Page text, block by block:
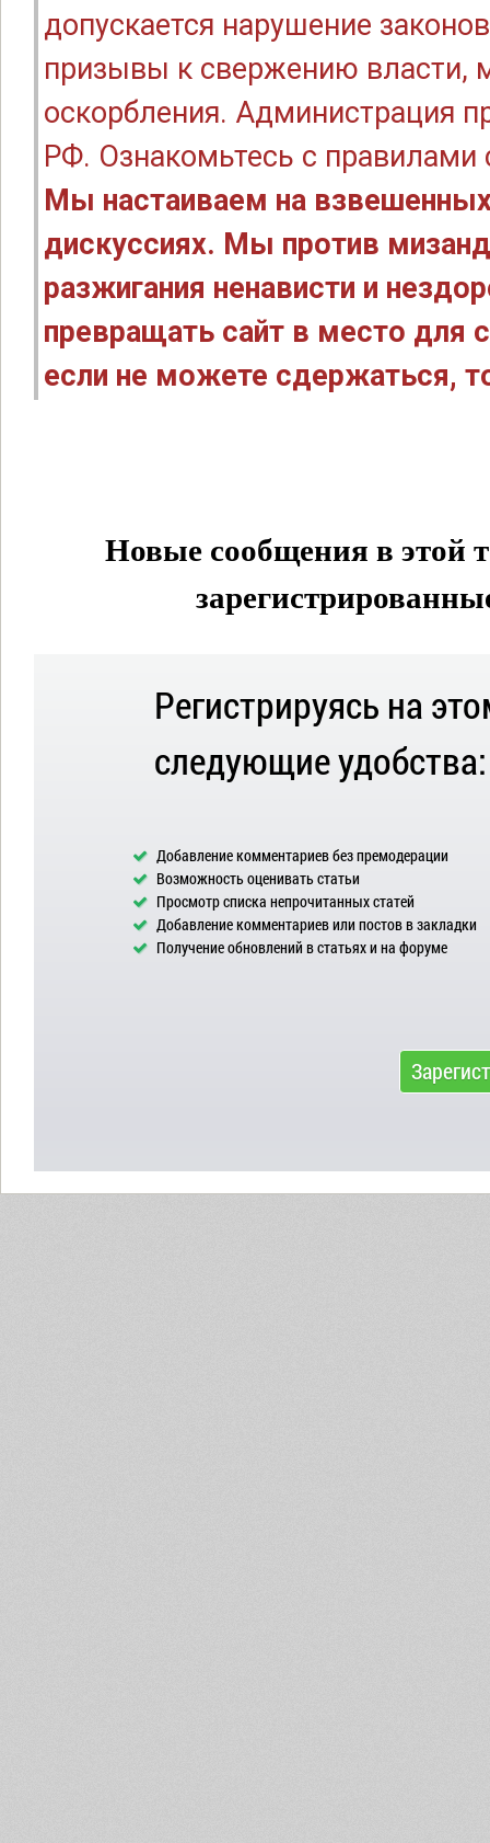
допускается нарушение
призывы к свержению власти,
оскорбления. Администрация
РФ. Ознакомьтесь с правилами
Мы настаиваем на
дискуссиях. Мы против
разжигания ненависти и
превращать сайт в место для
если не можете сдержаться,
Новые сообщения в этой
Регистрируясь на
следующие удобства:
Добавление комментариев без премодерации
Возможность оценивать статьи
Просмотр списка непрочитанных статей
Добавление комментариев или постов в закладки
Получение обновлений в статьях и на форуме